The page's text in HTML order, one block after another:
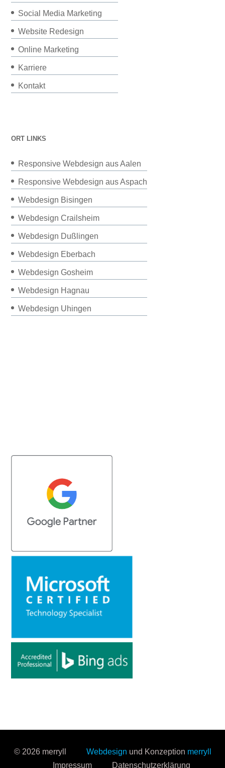
Social Media Marketing
Website Redesign
Online Marketing
Karriere
Kontakt
ORT LINKS
Responsive Webdesign aus Aalen
Responsive Webdesign aus Aspach
Webdesign Bisingen
Webdesign Crailsheim
Webdesign Dußlingen
Webdesign Eberbach
Webdesign Gosheim
Webdesign Hagnau
Webdesign Uhingen
© 2026 merryll Webdesign und Konzeption merryll
Impressum
Datenschutzerklärung